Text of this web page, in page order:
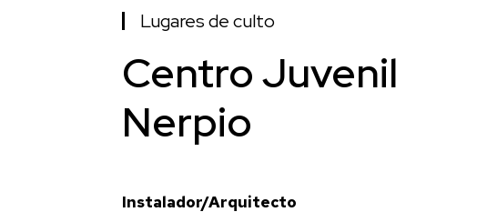
Lugares de culto
Centro Juvenil
Nerpio
Instalador/Arquitecto